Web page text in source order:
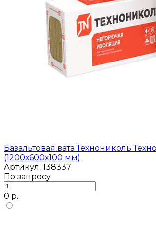
Базальтовая вата Технониколь
(1200х600х100 мм)
Артикул: 138337
По запросу
0 р.